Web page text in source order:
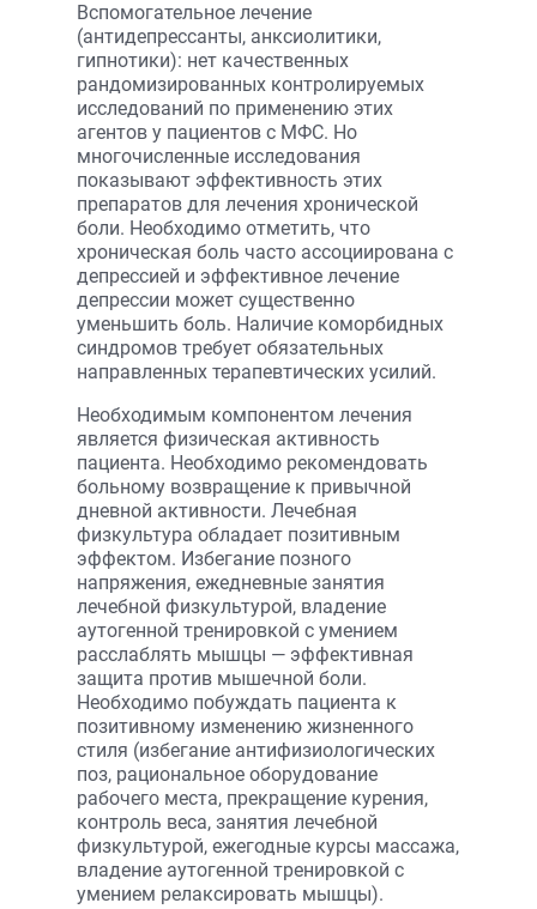
Вспомогательное лечение
(антидепрессанты, анксиолитики,
гипнотики): нет качественных
рандомизированных контролируемых
исследований по применению этих
агентов у пациентов с МФС. Но
многочисленные исследования
показывают эффективность этих
препаратов для лечения хронической
боли. Необходимо отметить, что
хроническая боль часто ассоциирована с
депрессией и эффективное лечение
депрессии может существенно
уменьшить боль. Наличие коморбидных
синдромов требует обязательных
направленных терапевтических усилий.
Необходимым компонентом лечения
является физическая активность
пациента. Необходимо рекомендовать
больному возвращение к привычной
дневной активности. Лечебная
физкультура обладает позитивным
эффектом. Избегание позного
напряжения, ежедневные занятия
лечебной физкультурой, владение
аутогенной тренировкой с умением
расслаблять мышцы — эффективная
защита против мышечной боли.
Необходимо побуждать пациента к
позитивному изменению жизненного
стиля (избегание антифизиологических
поз, рациональное оборудование
рабочего места, прекращение курения,
контроль веса, занятия лечебной
физкультурой, ежегодные курсы массажа,
владение аутогенной тренировкой с
умением релаксировать мышцы).